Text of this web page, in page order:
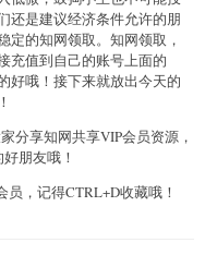
还是建议经济条件允许的朋
定的知网领取。知网领取，
充值到自己的账号上面的
好哦！接下来就放出今天的
分享知网共享VIP会员资源，
朋友哦！
员，记得CTRL+D收藏哦！